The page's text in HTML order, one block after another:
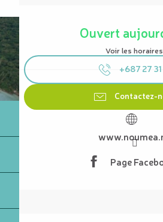
Ouverture et coordonnées
Ouvert
Voir les horaires
+687 27 31
Contactez-
Page